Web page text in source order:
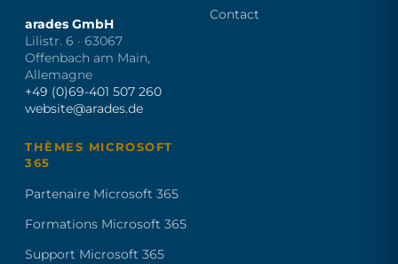
arades GmbH
Lilistr. 6 · 63067
Offenbach am Main,
Allemagne
+49 (0)69-401 507 260
website@arades.de
Contact
THÈMES MICROSOFT
365
Partenaire Microsoft 365
Formations Microsoft 365
Support Microsoft 365